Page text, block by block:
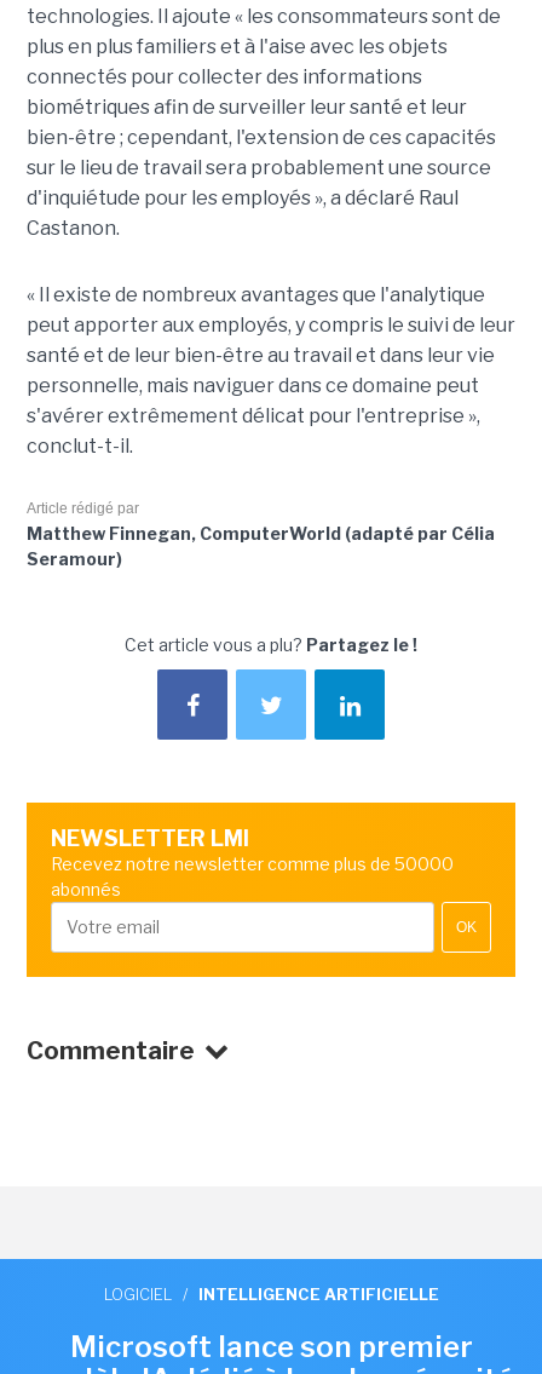
technologies. Il ajoute « les consommateurs sont de
plus en plus familiers et à l'aise avec les objets
connectés pour collecter des informations
biométriques afin de surveiller leur santé et leur
bien-être ; cependant, l'extension de ces capacités
sur le lieu de travail sera probablement une source
d'inquiétude pour les employés », a déclaré Raul
Castanon.
« Il existe de nombreux avantages que l'analytique
peut apporter aux employés, y compris le suivi de leur
santé et de leur bien-être au travail et dans leur vie
personnelle, mais naviguer dans ce domaine peut
s'avérer extrêmement délicat pour l'entreprise »,
conclut-t-il.
Article rédigé par
Matthew Finnegan, ComputerWorld (adapté par Célia
Seramour)
Cet article vous a plu? Partagez le !
NEWSLETTER LMI
Recevez notre newsletter comme plus de 50000
abonnés
OK
Commentaire
LOGICIEL / INTELLIGENCE ARTIFICIELLE
Microsoft lance son premier